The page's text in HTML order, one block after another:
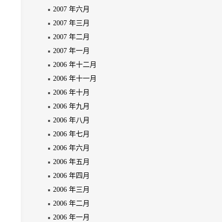
2007 年六月
2007 年三月
2007 年二月
2007 年一月
2006 年十二月
2006 年十一月
2006 年十月
2006 年九月
2006 年八月
2006 年七月
2006 年六月
2006 年五月
2006 年四月
2006 年三月
2006 年二月
2006 年一月